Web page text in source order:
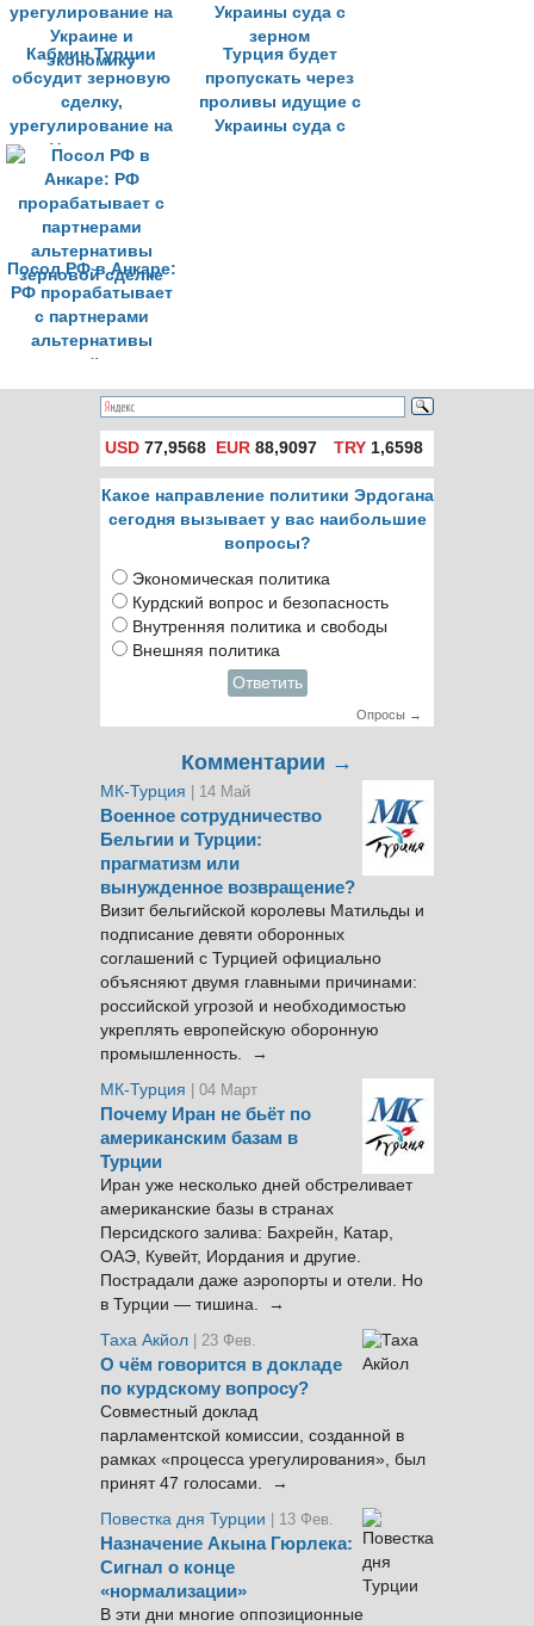
Кабмин Турции
обсудит зерновую
сделку,
урегулирование на
Украине и
экономику
Турция будет
пропускать через
проливы идущие с
Украины суда с
Посол РФ в Анкаре:
РФ прорабатывает
с партнерами
альтернативы
зерновой сделке
USD 77,9568 EUR 88,9097 TRY1,6598
Какое направление политики Эрдогана
сегодня вызывает у вас наибольшие
вопросы?
Экономическая политика
Курдский вопрос и безопасность
Внутренняя политика и свободы
Внешняя политика
Ответить
Опросы →
Комментарии →
МК-Турция | 14 Май
Военное сотрудничество
Бельгии и Турции:
прагматизм или
вынужденное возвращение?
Визит бельгийской королевы Матильды и
подписание девяти оборонных
соглашений с Турцией официально
объясняют двумя главными причинами:
российской угрозой и необходимостью
укреплять европейскую оборонную
промышленность. →
МК-Турция
| 04 Март
Почему Иран не бьёт по
американским базам в
Турции
Иран уже несколько дней обстреливает
американские базы в странах
Персидского залива: Бахрейн, Катар,
ОАЭ, Кувейт, Иордания и другие.
Пострадали даже аэропорты и отели. Но
в Турции — тишина. →
Таха Акйол | 23 Фев.
О чём говорится в докладе
по курдскому вопросу?
Совместный доклад
парламентской комиссии, созданной в
рамках «процесса урегулирования», был
принят 47 голосами. →
Повестка дня Турции
| 13 Фев.
Назначение Акына Гюрлека:
Сигнал о конце
«нормализации»
В эти дни многие оппозиционные